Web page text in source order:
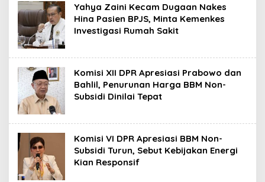
Yahya Zaini Kecam Dugaan Nakes
Hina Pasien BPJS, Minta Kemenkes
Investigasi Rumah Sakit
Komisi XII DPR Apresiasi Prabowo dan
Bahlil, Penurunan Harga BBM Non-
Subsidi Dinilai Tepat
Komisi VI DPR Apresiasi BBM Non-
Subsidi Turun, Sebut Kebijakan Energi
Kian Responsif